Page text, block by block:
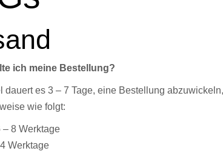
ich meine Bestellung?
dauert es 3 – 7 Tage, eine Bestellung
wie folgt:
– 8 Werktage
Werktage